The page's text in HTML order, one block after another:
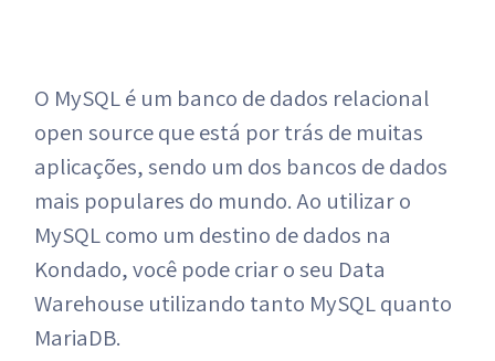
O MySQL é um banco de dados relacional
open source que está por trás de muitas
aplicações, sendo um dos bancos de dados
mais populares do mundo. Ao utilizar o
MySQL como um destino de dados na
Kondado, você pode criar o seu Data
Warehouse utilizando tanto MySQL quanto
MariaDB.